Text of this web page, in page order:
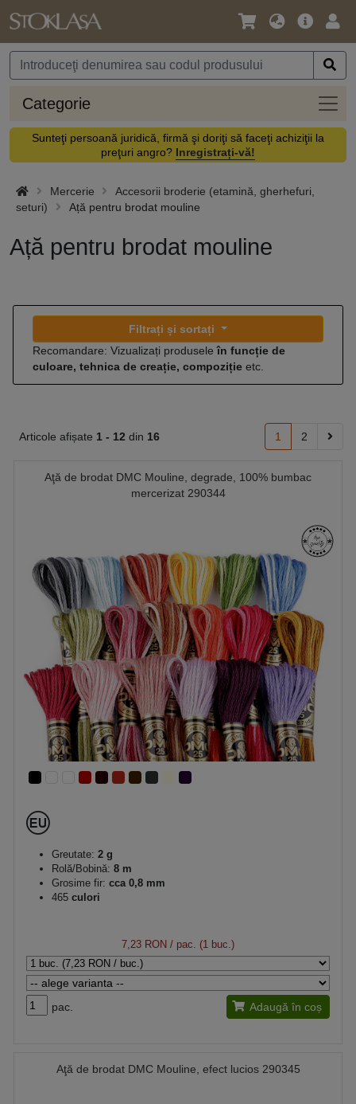
Limbă
Monedă
Meniul
Categorie
Sunteţi persoană juridică, firmă şi doriţi să faceţi achiziţii la
preţuri angro? Inregistrați-vă!
Mercerie
Accesorii broderie (etamină, gherhefuri,
seturi)
Ață pentru brodat mouline
Ață pentru brodat mouline
Filtrați și sortați
Recomandare: Vizualizați produseleîn funcție de
culoare, tehnica de creație, compoziție etc.
Articole afișate 1 - 12 din 16 1 2
Aţă de brodat DMC Mouline, degrade, 100% bumbac
mercerizat 290344
Greutate: 2 g
Rolă/Bobină: 8 m
Grosime fir: cca 0,8 mm
465 culori
7,23 RON / pac. (1 buc.)
pac. Adaugă în coș
Aţă de brodat DMC Mouline, efect lucios 290345